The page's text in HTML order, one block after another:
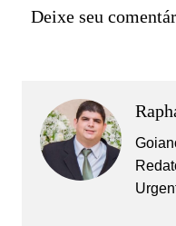
Deixe seu